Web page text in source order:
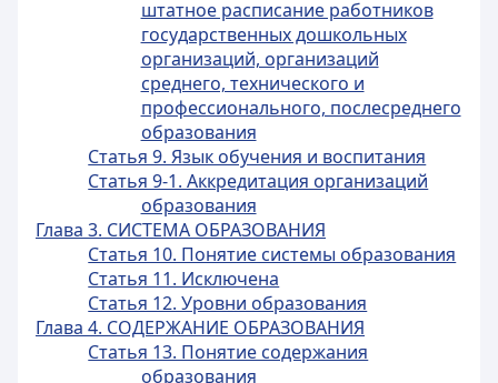
штатное расписание работников
государственных дошкольных
организаций, организаций
среднего, технического и
профессионального, послесреднего
образования
Статья 9. Язык обучения и воспитания
Статья 9-1. Аккредитация организаций
образования
Глава 3. СИСТЕМА ОБРАЗОВАНИЯ
Статья 10. Понятие системы образования
Статья 11. Исключена
Статья 12. Уровни образования
Глава 4. СОДЕРЖАНИЕ ОБРАЗОВАНИЯ
Статья 13. Понятие содержания
образования